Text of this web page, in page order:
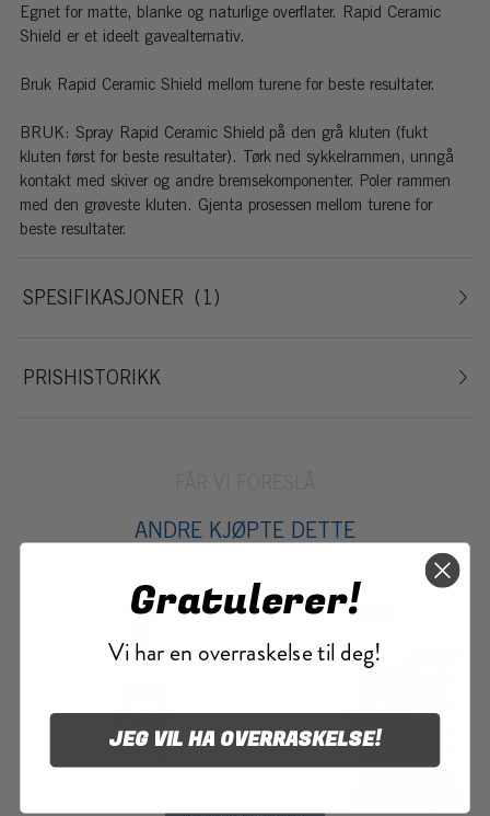
Egnet for matte, blanke og naturlige overflater. Rapid Ceramic
Shield er et ideelt gavealternativ.
Bruk Rapid Ceramic Shield mellom turene for beste resultater.
BRUK: Spray Rapid Ceramic Shield på den grå kluten (fukt
kluten først for beste resultater). Tørk ned sykkelrammen, unngå
kontakt med skiver og andre bremsekomponenter. Poler rammen
med den grøveste kluten. Gjenta prosessen mellom turene for
beste resultater.
SPESIFIKASJONER 1
PRISHISTORIKK
ANDRE KJØPTE DETTE
Gratulerer!
Vi har en overraskelse til deg!
JEG VIL HA OVERRASKELSE!